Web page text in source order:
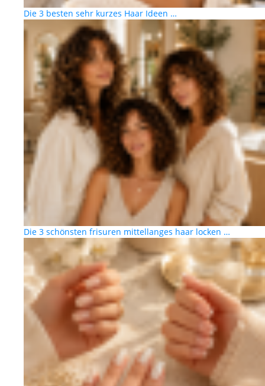
Die 3 besten sehr kurzes Haar Ideen …
Die 3 schönsten frisuren mittellanges haar locken …